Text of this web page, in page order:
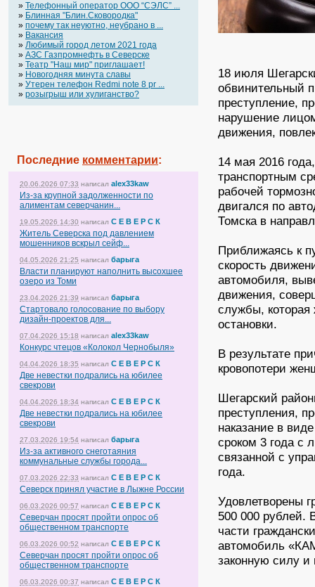
» Телефонный оператор OOO “СЭЛС” ...
» Блинная "Блин.Сковородка"
» почему так неуютно, неубрано в ...
» Вакансия
» Любимый город летом 2021 года
» АЗС Газпромнефть в Северске
» Театр "Наш мир" приглашает!
» Новогодняя минута славы
» Утерен телефон Redmi note 8 pr ...
» розыгрыш или хулиганство?
Последние комментарии:
20.06.2026 07:33 написал alex33kaw
Из-за крупной задолженности по
алиментам северчанин...
19.05.2026 14:30 написал С Е В Е Р С К
Житель Северска под давлением
мошенников вскрыл сейф...
04.05.2026 21:25 написал барыга
Власти планируют наполнить высохшее
озеро из Томи
23.04.2026 21:39 написал барыга
Стартовало голосование по выбору
дизайн-проектов для...
07.04.2026 15:18 написал alex33kaw
Конкурс чтецов «Колокол Чернобыля»
04.04.2026 18:35 написал С Е В Е Р С К
Две невестки подрались на юбилее
свекрови
04.04.2026 18:34 написал С Е В Е Р С К
Две невестки подрались на юбилее
свекрови
27.03.2026 19:54 написал барыга
Из-за активного снеготаяния
коммунальные службы города...
07.03.2026 22:33 написал С Е В Е Р С К
Северск принял участие в Лыжне России
06.03.2026 00:57 написал С Е В Е Р С К
Северчан просят пройти опрос об
общественном транспорте
06.03.2026 00:52 написал С Е В Е Р С К
Северчан просят пройти опрос об
общественном транспорте
06.03.2026 00:37 написал С Е В Е Р С К
18 июля
обвинительный
преступление,
нарушение
движения,
14 мая 2016
транспортным
рабочей
двигался по
Томска в
Приближаясь к
скорость
автомобиля,
движения,
службы,
остановки.
В результате
кровопотери
Шегарский
преступления,
наказание в
сроком 3 года с
связанной с
года.
Удовлетворены
500 000 рублей.
части
автомобиль
законную силу